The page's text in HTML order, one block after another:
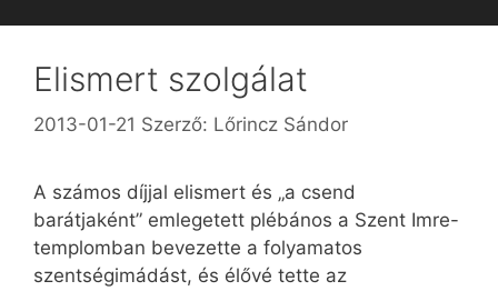
Elismert szolgálat
2013-01-21 Szerző: Lőrincz Sándor
A számos díjjal elismert és „a csend
barátjaként” emlegetett plébános a Szent Imre-
templomban bevezette a folyamatos
szentségimádást, és élővé tette az